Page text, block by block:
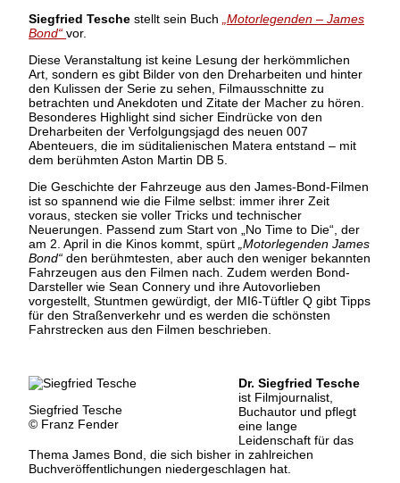
Siegfried Tesche stellt sein Buch
„Motorlegenden – James
Bond“ vor.
Diese Veranstaltung ist keine Lesung der herkömmlichen
Art, sondern es gibt Bilder von den Dreharbeiten und hinter
den Kulissen der Serie zu sehen, Filmausschnitte zu
betrachten und Anekdoten und Zitate der Macher zu hören.
Besonderes Highlight sind sicher Eindrücke von den
Dreharbeiten der Verfolgungsjagd des neuen 007
Abenteuers, die im süditalienischen Matera entstand – mit
dem berühmten Aston Martin DB 5.
Die Geschichte der Fahrzeuge aus den James-Bond-Filmen
ist so spannend wie die Filme selbst: immer ihrer Zeit
voraus, stecken sie voller Tricks und technischer
Neuerungen. Passend zum Start von „No Time to Die“, der
am 2. April in die Kinos kommt, spürt „Motorlegenden James
Bond“ den berühmtesten, aber auch den weniger bekannten
Fahrzeugen aus den Filmen nach. Zudem werden Bond-
Darsteller wie Sean Connery und ihre Autovorlieben
vorgestellt, Stuntmen gewürdigt, der MI6-Tüftler Q gibt Tipps
für den Straßenverkehr und es werden die schönsten
Fahrstrecken aus den Filmen beschrieben.
Siegfried Tesche
© Franz Fender
Dr. Siegfried Tesche
ist Filmjournalist,
Buchautor und pflegt
eine lange
Leidenschaft für das
Thema James Bond, die sich bisher in zahlreichen
Buchveröffentlichungen niedergeschlagen hat.